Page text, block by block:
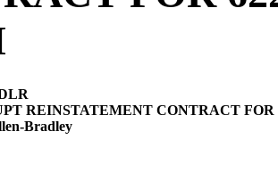
REINSTATEMENT CONTRACT FOR
Bradley